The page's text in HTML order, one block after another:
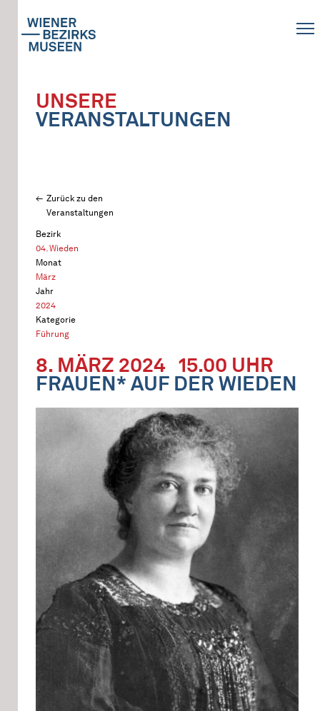
UNSERE
VERANSTALTUNGEN
Zurück zu den
Veranstaltungen
Bezirk
04. Wieden
Monat
März
Jahr
2024
Kategorie
Führung
8. MÄRZ 2024 15.00 UHR
FRAUEN* AUF DER WIEDEN